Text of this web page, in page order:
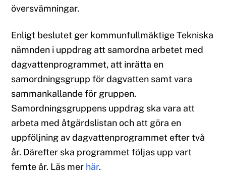
översvämningar.
Enligt beslutet ger kommunfullmäktige Tekniska
nämnden i uppdrag att samordna arbetet med
dagvattenprogrammet, att inrätta en
samordningsgrupp för dagvatten samt vara
sammankallande för gruppen.
Samordningsgruppens uppdrag ska vara att
arbeta med åtgärdslistan och att göra en
uppföljning av dagvattenprogrammet efter två
år. Därefter ska programmet följas upp vart
femte år. Läs mer här.